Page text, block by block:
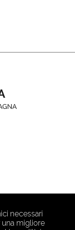
necessari
migliore